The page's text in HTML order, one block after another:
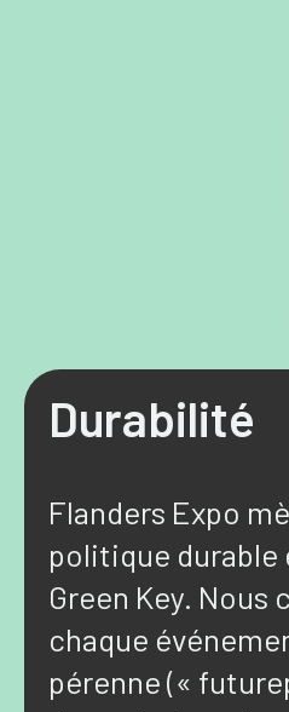
Durabilité
Flanders Expo
politique
Green Key. Nous
chaque
pérenne («